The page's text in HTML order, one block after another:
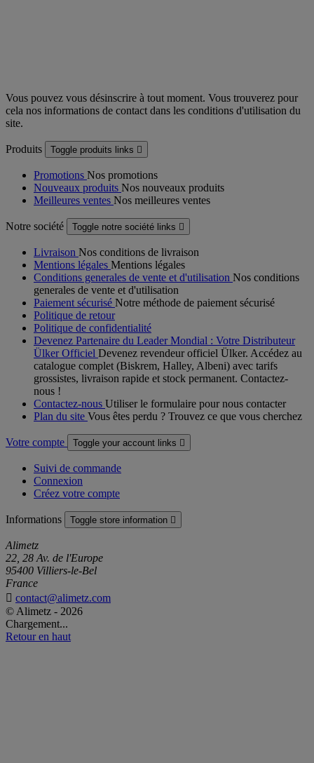
Vous pouvez vous désinscrire à tout moment. Vous trouverez pour
cela nos informations de contact dans les conditions d'utilisation du
site.
Produits Toggle produits links 
Promotions Nos promotions
Nouveaux produits Nos nouveaux produits
Meilleures ventes Nos meilleures ventes
Notre société Toggle notre société links 
Livraison Nos conditions de livraison
Mentions légales Mentions légales
Conditions generales de vente et d'utilisation Nos conditions
generales de vente et d'utilisation
Paiement sécurisé Notre méthode de paiement sécurisé
Politique de retour
Politique de confidentialité
Devenez Partenaire du Leader Mondial : Votre Distributeur
Ülker Officiel Devenez revendeur officiel Ülker. Accédez au
catalogue complet (Biskrem, Halley, Albeni) avec tarifs
grossistes, livraison rapide et stock permanent. Contactez-
nous !
Contactez-nous Utiliser le formulaire pour nous contacter
Plan du site Vous êtes perdu ? Trouvez ce que vous cherchez
Votre compte Toggle your account links 
Suivi de commande
Connexion
Créez votre compte
Informations Toggle store information 
Alimetz
22, 28 Av. de l'Europe
95400 Villiers-le-Bel
France
 contact@alimetz.com
© Alimetz - 2026
Chargement...
Retour en haut